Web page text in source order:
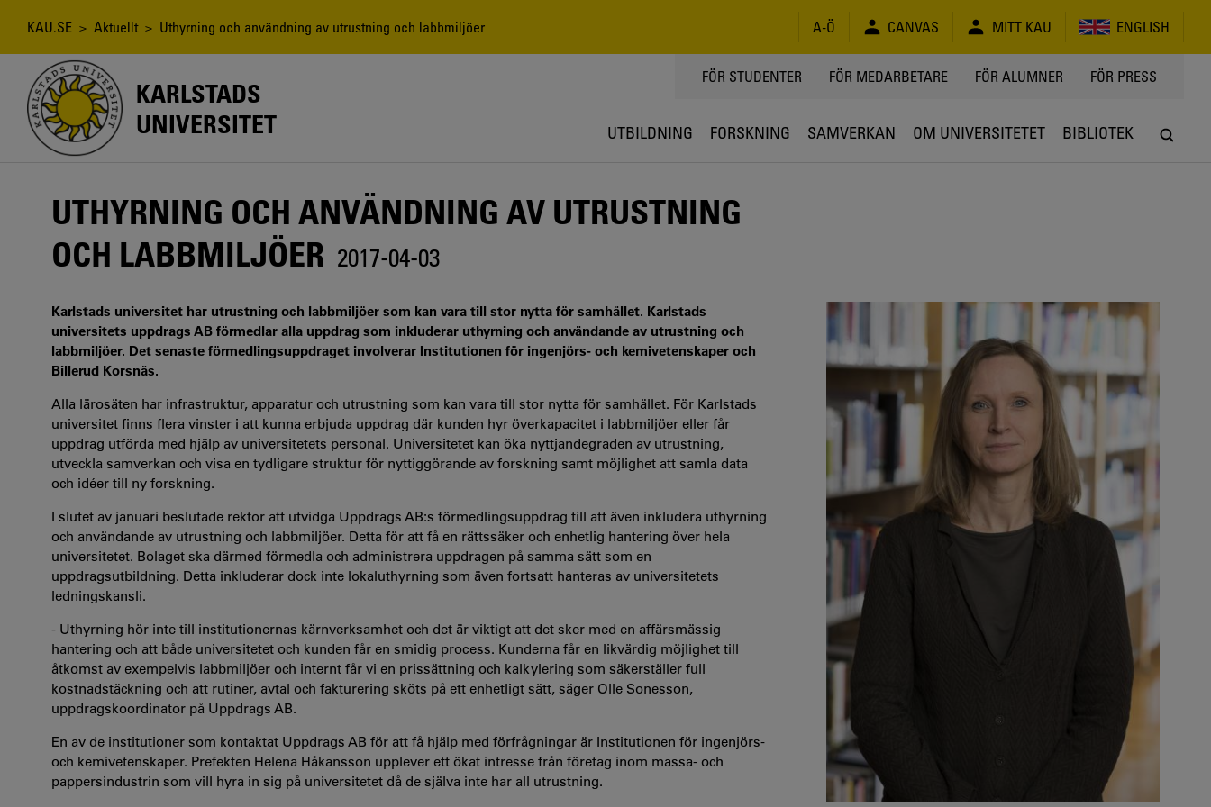
Länkstig
KAU.SE > Aktuellt > Uthyrning och användning av utrustning och labbmiljöer A-Ö CANVAS MITT KAU ENGLISH
KARLSTADS
UNIVERSITET
TOPPMENY
FÖR STUDENTER FÖR MEDARBETARE FÖR ALUMNER FÖR PRESS
UTBILDNING FORSKNING SAMVERKAN OM UNIVERSITETET BIBLIOTEK
UTHYRNING OCH ANVÄNDNING AV UTRUSTNING
OCH LABBMILJÖER 2017-04-03
Karlstads universitet har utrustning och labbmiljöer som kan vara till stor nytta för samhället. Karlstads
universitets uppdrags AB förmedlar alla uppdrag som inkluderar uthyrning och användande av utrustning och
labbmiljöer. Det senaste förmedlingsuppdraget involverar Institutionen för ingenjörs- och kemivetenskaper och
Billerud Korsnäs.
Alla lärosäten har infrastruktur, apparatur och utrustning som kan vara till stor nytta för samhället. För Karlstads
universitet finns flera vinster i att kunna erbjuda uppdrag där kunden hyr överkapacitet i labbmiljöer eller får
uppdrag utförda med hjälp av universitetets personal. Universitetet kan öka nyttjandegraden av utrustning,
utveckla samverkan och visa en tydligare struktur för nyttiggörande av forskning samt möjlighet att samla data
och idéer till ny forskning.
I slutet av januari beslutade rektor att utvidga Uppdrags AB:s förmedlingsuppdrag till att även inkludera uthyrning
och användande av utrustning och labbmiljöer. Detta för att få en rättssäker och enhetlig hantering över hela
universitetet. Bolaget ska därmed förmedla och administrera uppdragen på samma sätt som en
uppdragsutbildning. Detta inkluderar dock inte lokaluthyrning som även fortsatt hanteras av universitetets
ledningskansli.
- Uthyrning hör inte till institutionernas kärnverksamhet och det är viktigt att det sker med en affärsmässig
hantering och att både universitetet och kunden får en smidig process. Kunderna får en likvärdig möjlighet till
åtkomst av exempelvis labbmiljöer och internt får vi en prissättning och kalkylering som säkerställer full
kostnadstäckning och att rutiner, avtal och fakturering sköts på ett enhetligt sätt, säger Olle Sonesson,
uppdragskoordinator på Uppdrags AB.
En av de institutioner som kontaktat Uppdrags AB för att få hjälp med förfrågningar är Institutionen för ingenjörs-
och kemivetenskaper. Prefekten Helena Håkansson upplever ett ökat intresse från företag inom massa- och
pappersindustrin som vill hyra in sig på universitetet då de själva inte har all utrustning.